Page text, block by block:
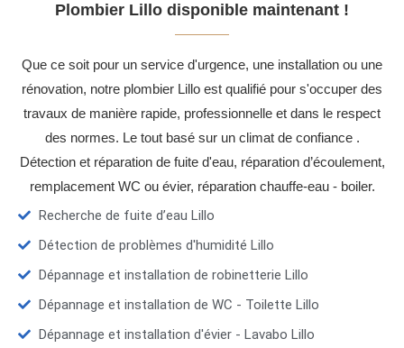
Plombier Lillo disponible maintenant !
Que ce soit pour un service d'urgence, une installation ou une
rénovation, notre plombier Lillo est qualifié pour s'occuper des
travaux de manière rapide, professionnelle et dans le respect
des normes. Le tout basé sur un climat de confiance .
Détection et réparation de fuite d'eau, réparation d’écoulement,
remplacement WC ou évier, réparation chauffe-eau - boiler.
Recherche de fuite d’eau Lillo
Détection de problèmes d'humidité Lillo
Dépannage et installation de robinetterie Lillo
Dépannage et installation de WC - Toilette Lillo
Dépannage et installation d'évier - Lavabo Lillo